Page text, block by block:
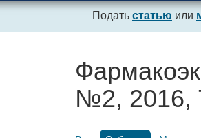
Подать статью или
№2, 2016,